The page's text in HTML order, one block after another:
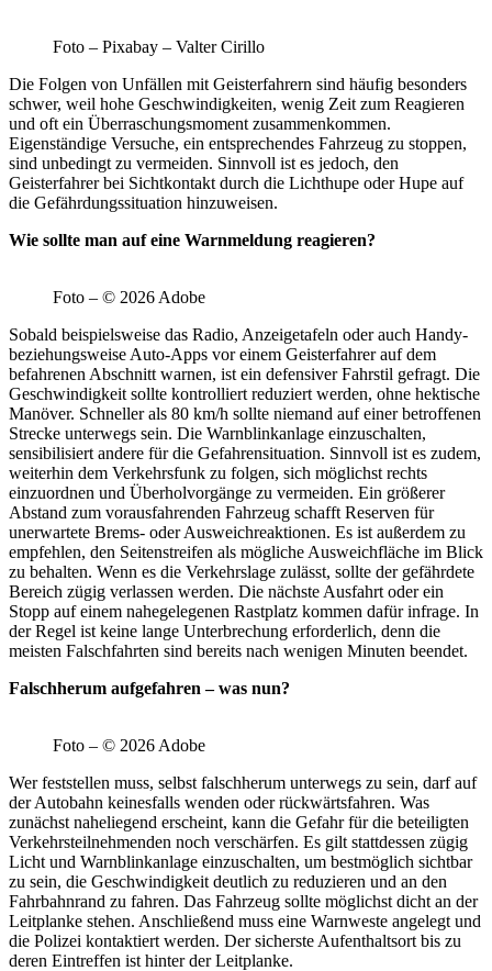
Foto – Pixabay – Valter Cirillo
Die Folgen von Unfällen mit Geisterfahrern sind häufig besonders
schwer, weil hohe Geschwindigkeiten, wenig Zeit zum Reagieren
und oft ein Überraschungsmoment zusammenkommen.
Eigenständige Versuche, ein entsprechendes Fahrzeug zu stoppen,
sind unbedingt zu vermeiden. Sinnvoll ist es jedoch, den
Geisterfahrer bei Sichtkontakt durch die Lichthupe oder Hupe auf
die Gefährdungssituation hinzuweisen.
Wie sollte man auf eine Warnmeldung reagieren?
Foto – © 2026 Adobe
Sobald beispielsweise das Radio, Anzeigetafeln oder auch Handy-
beziehungsweise Auto-Apps vor einem Geisterfahrer auf dem
befahrenen Abschnitt warnen, ist ein defensiver Fahrstil gefragt. Die
Geschwindigkeit sollte kontrolliert reduziert werden, ohne hektische
Manöver. Schneller als 80 km/h sollte niemand auf einer betroffenen
Strecke unterwegs sein. Die Warnblinkanlage einzuschalten,
sensibilisiert andere für die Gefahrensituation. Sinnvoll ist es zudem,
weiterhin dem Verkehrsfunk zu folgen, sich möglichst rechts
einzuordnen und Überholvorgänge zu vermeiden. Ein größerer
Abstand zum vorausfahrenden Fahrzeug schafft Reserven für
unerwartete Brems- oder Ausweichreaktionen. Es ist außerdem zu
empfehlen, den Seitenstreifen als mögliche Ausweichfläche im Blick
zu behalten. Wenn es die Verkehrslage zulässt, sollte der gefährdete
Bereich zügig verlassen werden. Die nächste Ausfahrt oder ein
Stopp auf einem nahegelegenen Rastplatz kommen dafür infrage. In
der Regel ist keine lange Unterbrechung erforderlich, denn die
meisten Falschfahrten sind bereits nach wenigen Minuten beendet.
Falschherum aufgefahren – was nun?
Foto – © 2026 Adobe
Wer feststellen muss, selbst falschherum unterwegs zu sein, darf auf
der Autobahn keinesfalls wenden oder rückwärtsfahren. Was
zunächst naheliegend erscheint, kann die Gefahr für die beteiligten
Verkehrsteilnehmenden noch verschärfen. Es gilt stattdessen zügig
Licht und Warnblinkanlage einzuschalten, um bestmöglich sichtbar
zu sein, die Geschwindigkeit deutlich zu reduzieren und an den
Fahrbahnrand zu fahren. Das Fahrzeug sollte möglichst dicht an der
Leitplanke stehen. Anschließend muss eine Warnweste angelegt und
die Polizei kontaktiert werden. Der sicherste Aufenthaltsort bis zu
deren Eintreffen ist hinter der Leitplanke.